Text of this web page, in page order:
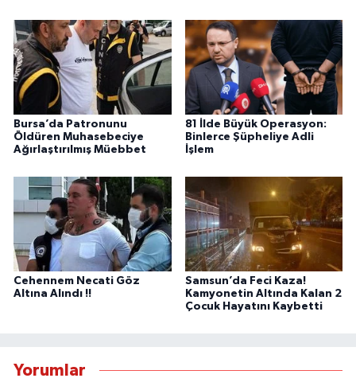
Bursa’da Patronunu
Öldüren Muhasebeciye
Ağırlaştırılmış Müebbet
81 İlde Büyük Operasyon:
Binlerce Şüpheliye Adli
İşlem
Cehennem Necati Göz
Altına Alındı !!
Samsun’da Feci Kaza!
Kamyonetin Altında Kalan 2
Çocuk Hayatını Kaybetti
Yorumlar